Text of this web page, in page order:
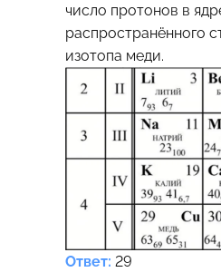
число протонов в
распространённого
изотопа меди.
Ответ: 29